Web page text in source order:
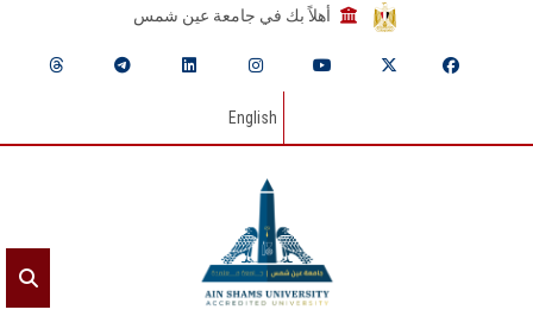
أهلاً بك في جامعة عين شمس
English